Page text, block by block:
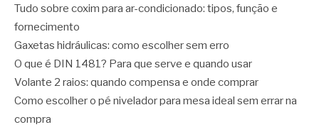
Tudo sobre coxim para ar-condicionado: tipos, função e
fornecimento
Gaxetas hidráulicas: como escolher sem erro
O que é DIN 1481? Para que serve e quando usar
Volante 2 raios: quando compensa e onde comprar
Como escolher o pé nivelador para mesa ideal sem errar na
compra